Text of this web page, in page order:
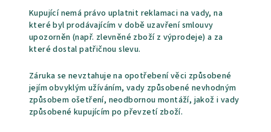
Kupující nemá právo uplatnit reklamaci na vady, na
které byl prodávajícím v době uzavření smlouvy
upozorněn (např. zlevněné zboží z výprodeje) a za
které dostal patřičnou slevu.
Záruka se nevztahuje na opotřebení věci způsobené
jejím obvyklým užíváním, vady způsobené nevhodným
způsobem ošetření, neodbornou montáží, jakož i vady
způsobené kupujícím po převzetí zboží.